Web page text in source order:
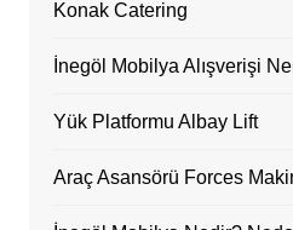
Konak Catering
İnegöl Mobilya Alışverişi
Yük Platformu Albay Lift
Araç Asansörü Forces